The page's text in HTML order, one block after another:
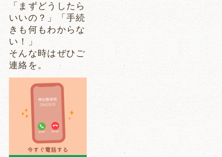
「まずどうしたら
いいの？」「手続
きも何もわからな
い！」
そんな時はぜひご
連絡を。